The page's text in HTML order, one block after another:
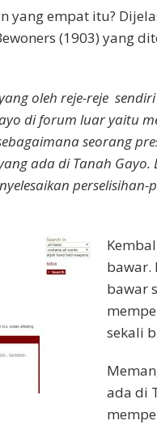
yang empat itu?
(1903) yang
oleh reje-reje
di forum luar yaitu
seorang
ada di Tanah
bawar.
bawar
sekali
ada di